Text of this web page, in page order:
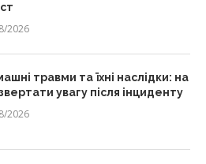
2026
травми та їхні наслідки: на
увагу після інциденту
2026